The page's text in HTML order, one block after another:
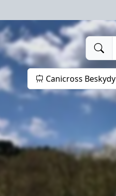
Canicross Beskydy